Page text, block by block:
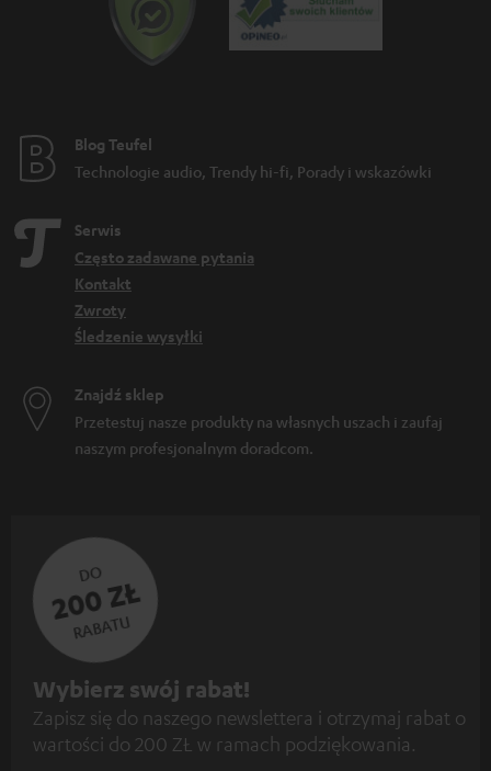
Blog Teufel
Technologie audio, Trendy hi-fi, Porady i wskazówki
Serwis
Często zadawane pytania
Kontakt
Zwroty
Śledzenie wysyłki
Znajdź sklep
Przetestuj nasze produkty na własnych uszach i zaufaj
naszym profesjonalnym doradcom.
DO
200 ZŁ
RABATU
Z
a
p
Wybierz swój rabat!
Zapisz się do naszego newslettera i otrzymaj rabat o
wartości do 200 ZŁ w ramach podziękowania.